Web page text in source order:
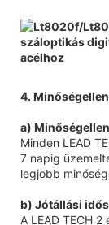
4.
a)
Minden LEAD
7 napig
legjobb
b) Jótállási
A LEAD TECH